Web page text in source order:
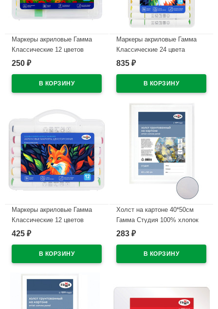
Маркеры акриловые Гамма
Классические 12 цветов
трехгранные пластиковый
250 ₽
Маркеры акриловые Гамма
Классические 24 цвета
двусторонние пластиковый
835 ₽
Маркеры акриловые Гамма
Классические 12 цветов
двусторонние пластиковый
425 ₽
Холст на картоне 40*50см
Гамма Студия 100% хлопок
280г/м мелкое зерно
283 ₽